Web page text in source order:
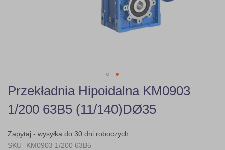
Skip
to
the
beginning
the
images
Przekładnia Hipoidalna KM0903
1/200 63B5 (11/140)DØ35
Zapytaj - wysyłka do 30 dni roboczych
SKU
KM0903 1/200 63B5